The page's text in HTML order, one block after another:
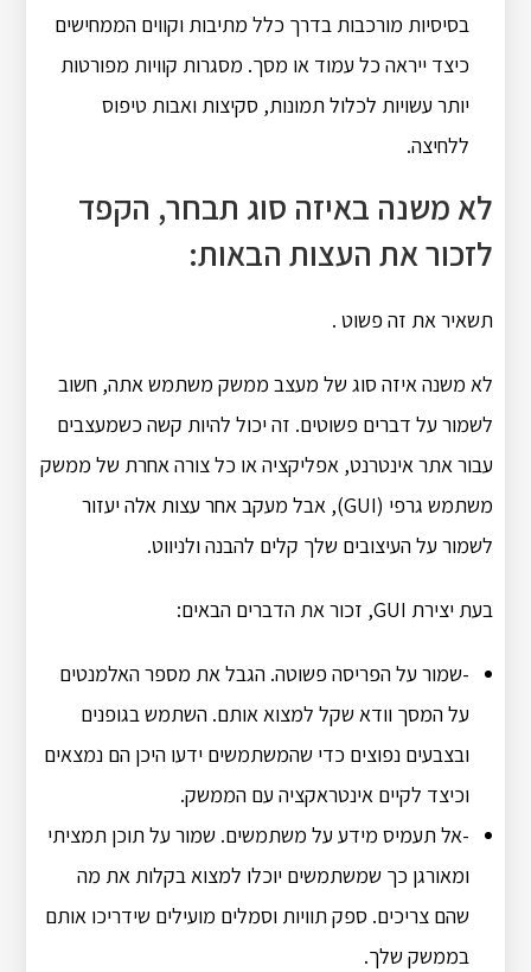
בסיסיות מורכבות בדרך כלל מתיבות וקווים הממחישים
כיצד ייראה כל עמוד או מסך. מסגרות קוויות מפורטות
יותר עשויות לכלול תמונות, סקיצות ואבות טיפוס
ללחיצה.
לא משנה באיזה סוג תבחר, הקפד
לזכור את העצות הבאות:
תשאיר את זה פשוט .
לא משנה איזה סוג של מעצב ממשק משתמש אתה, חשוב
לשמור על דברים פשוטים. זה יכול להיות קשה כשמעצבים
עבור אתר אינטרנט, אפליקציה או כל צורה אחרת של ממשק
משתמש גרפי (GUI), אבל מעקב אחר עצות אלה יעזור
לשמור על העיצובים שלך קלים להבנה ולניווט.
בעת יצירת GUI, זכור את הדברים הבאים:
-שמור על הפריסה פשוטה. הגבל את מספר האלמנטים
על המסך וודא שקל למצוא אותם. השתמש בגופנים
ובצבעים נפוצים כדי שהמשתמשים ידעו היכן הם נמצאים
וכיצד לקיים אינטראקציה עם הממשק.
-אל תעמיס מידע על משתמשים. שמור על תוכן תמציתי
ומאורגן כך שמשתמשים יוכלו למצוא בקלות את מה
שהם צריכים. ספק תוויות וסמלים מועילים שידריכו אותם
בממשק שלך.